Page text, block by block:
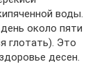
воды.
около пяти
глотать). Это
десен.